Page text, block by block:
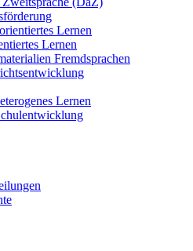
Lernen
Lernen
Fremdsprachen
Lernen